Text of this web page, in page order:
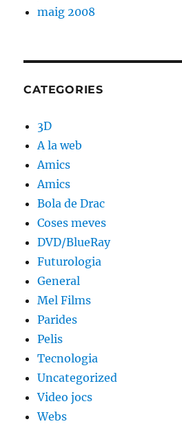
maig 2008
CATEGORIES
3D
A la web
Amics
Amics
Bola de Drac
Coses meves
DVD/BlueRay
Futurologia
General
Mel Films
Parides
Pelis
Tecnologia
Uncategorized
Video jocs
Webs